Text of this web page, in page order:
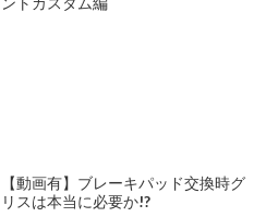
【動画有】ブレーキパッド交換時グ
リスは本当に必要か!?